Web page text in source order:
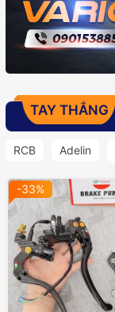
TAY THẮNG
RCB Adelin
-33%